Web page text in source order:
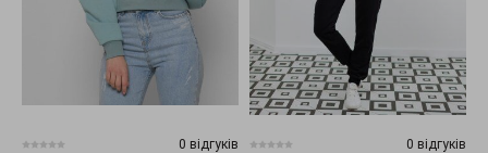
0 відгуків 0 відгуків